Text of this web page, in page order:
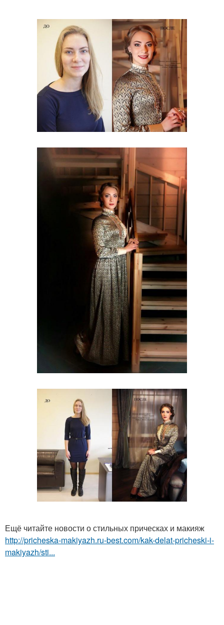
Ещё читайте новости о стильных прическах и макияж
http://pricheska-makiyazh.ru-best.com/kak-delat-pricheski-i-
makiyazh/sti...